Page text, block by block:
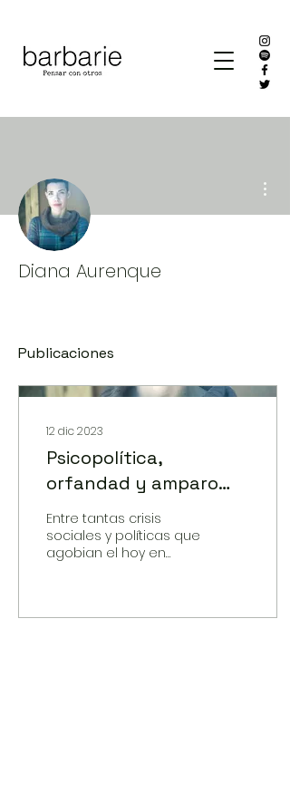
Diana Aurenque
Publicaciones
12 dic 2023
Psicopolítica,
orfandad y amparo
(Fragmento de Animal
Ancestral de Diana
Aurenque)
Entre tantas crisis
sociales y políticas que
agobian el hoy en